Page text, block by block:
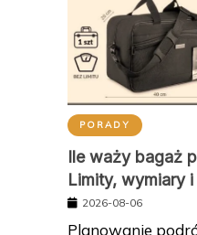
PORADY
Ile waży bagaż
Limity, wymiary i
2026-08-06
Planowanie